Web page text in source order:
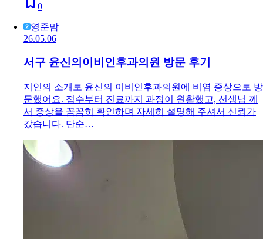
0
영준맘
26.05.06
서구 윤신의이비인후과의원 방문 후기
지인의 소개로 윤신의 이비인후과의원에 비염 증상으로 방
문했어요. 접수부터 진료까지 과정이 원활했고, 선생님 께
서 증상을 꼼꼼히 확인하며 자세히 설명해 주셔서 신뢰가
갔습니다. 단순…